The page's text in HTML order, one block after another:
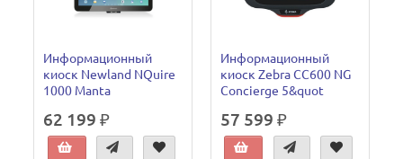
Информационный
киоск Newland NQuire
1000 Manta
62 199 ₽
Информационный
киоск Zebra CC600 NG
Concierge 5&quot
57 599 ₽